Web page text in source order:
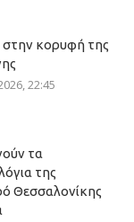
κορυφή της
22:45
τα
της
Θεσσαλονίκης